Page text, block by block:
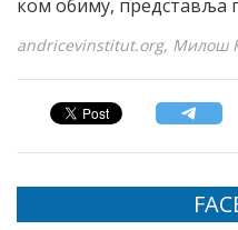
ком обиму, представља
andricevinstitut.org, Милош